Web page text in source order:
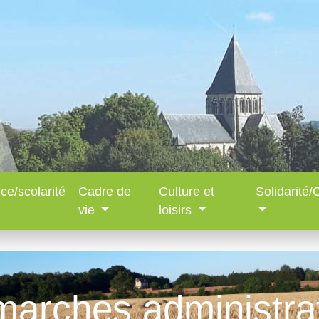
scolarité
Cadre de
vie
Culture et
loisirs
Solidarité/